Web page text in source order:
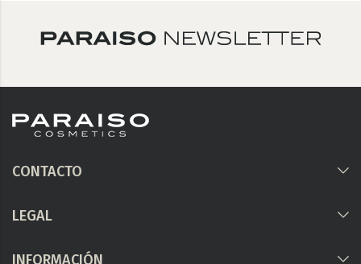
CONTACTO
LEGAL
INFORMACIÓN